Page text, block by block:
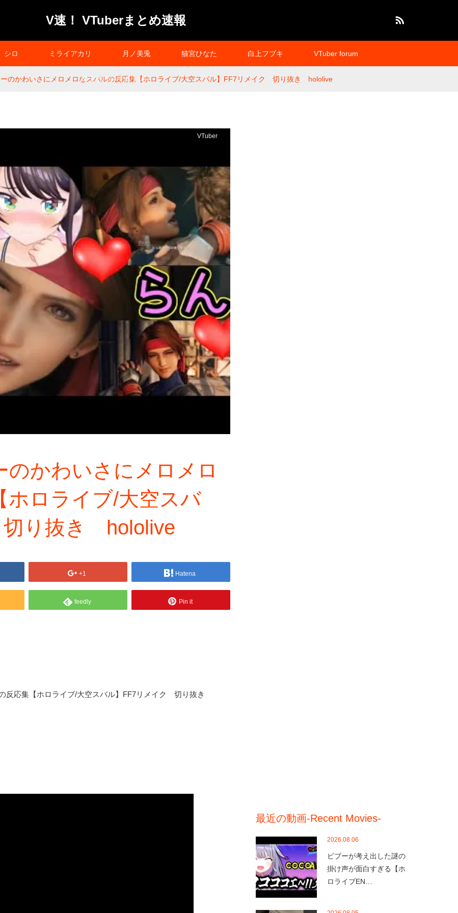
V速！ VTuberまとめ速報
シロ ミライアカリ 月ノ美兎 猫宮ひなた 白上フブキ VTuber forum
プライバシーポリシー
ーのかわいさにメロメロなスバルの反応集【ホロライブ/大空スバル】FF7リメイク 切り抜き hololive
VTuber
のかわいさにメロメロ
ホロライブ/大空スバ
り抜き hololive
+1 Hatena
feedly Pin it
反応集【ホロライブ/大空スバル】FF7リメイク 切り抜き
最近の動画-Recent Movies-
2026.08.06
ビブーが考え出した謎の
掛け声が面白すぎる【ホ
ロライブEN…